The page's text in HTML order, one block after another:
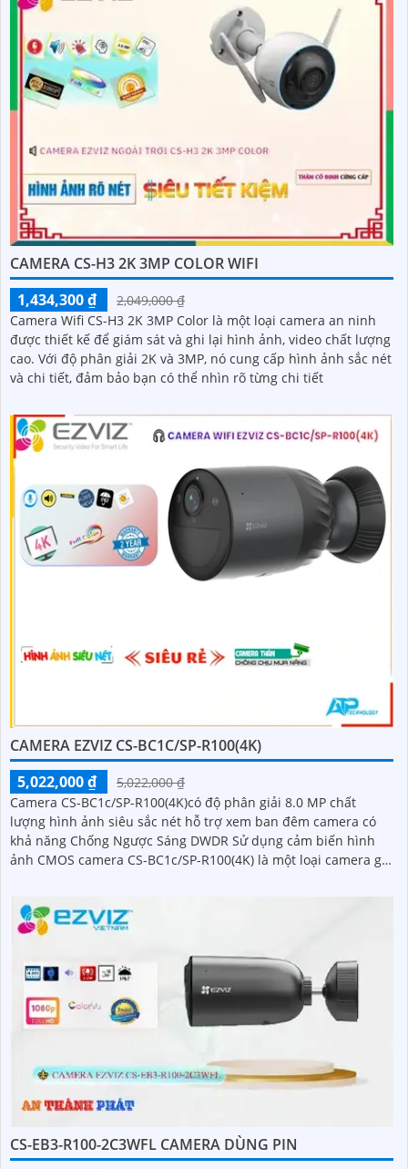
CAMERA CS-H3 2K 3MP COLOR WIFI
1,434,300 ₫
2,049,000 ₫
Camera Wifi CS-H3 2K 3MP Color là một loại camera an ninh
được thiết kế để giám sát và ghi lại hình ảnh, video chất lượng
cao. Với độ phân giải 2K và 3MP, nó cung cấp hình ảnh sắc nét
và chi tiết, đảm bảo bạn có thể nhìn rõ từng chi tiết
CAMERA EZVIZ CS-BC1C/SP-R100(4K)
5,022,000 ₫
5,022,000 ₫
Camera CS-BC1c/SP-R100(4K)có độ phân giải 8.0 MP chất
lượng hình ảnh siêu sắc nét hỗ trợ xem ban đêm camera có
khả năng Chống Ngược Sáng DWDR Sử dụng cảm biến hình
ảnh CMOS camera CS-BC1c/SP-R100(4K) là một loại camera giá
CS-EB3-R100-2C3WFL CAMERA DÙNG PIN